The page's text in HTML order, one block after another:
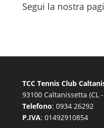
Segui la nostra
TCC Tennis Club
93100 Caltanissetta (CL
Telefono: 0934 26292
P.IVA: 01492910854